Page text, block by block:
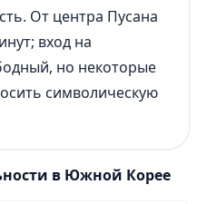
От центра Пусана
вход на
но некоторые
символическую
в Южной Корее